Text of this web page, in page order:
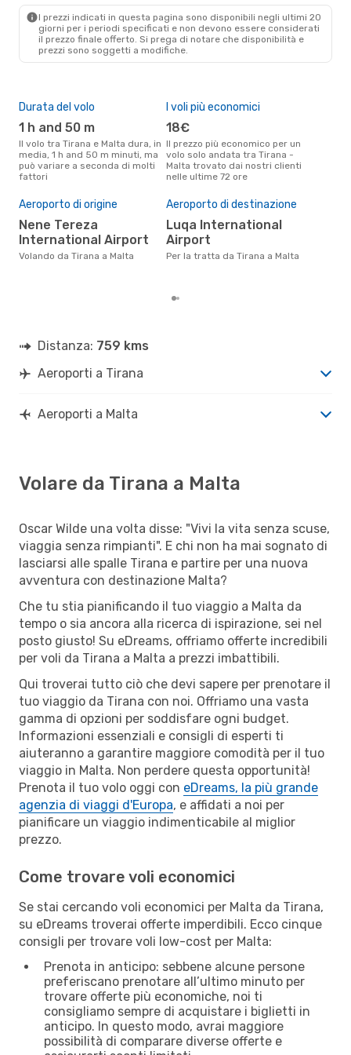
I prezzi indicati in questa pagina sono disponibili negli ultimi 20
giorni per i periodi specificati e non devono essere considerati
il ​​prezzo finale offerto. Si prega di notare che disponibilità e
prezzi sono soggetti a modifiche.
Durata del volo
1 h and 50 m
Il volo tra Tirana e Malta dura, in
media, 1 h and 50 m minuti, ma
può variare a seconda di molti
fattori
I voli più economici
18€
Il prezzo più economico per un
volo solo andata tra Tirana -
Malta trovato dai nostri clienti
nelle ultime 72 ore
Aeroporto di origine
Nene Tereza
International Airport
Volando da Tirana a Malta
Aeroporto di destinazione
Luqa International
Airport
Per la tratta da Tirana a Malta
Distanza: 759 kms
Aeroporti a Tirana
Aeroporti a Malta
Volare da Tirana a Malta
Oscar Wilde una volta disse: "Vivi la vita senza scuse,
viaggia senza rimpianti". E chi non ha mai sognato di
lasciarsi alle spalle Tirana e partire per una nuova
avventura con destinazione Malta?
Che tu stia pianificando il tuo viaggio a Malta da
tempo o sia ancora alla ricerca di ispirazione, sei nel
posto giusto! Su eDreams, offriamo offerte incredibili
per voli da Tirana a Malta a prezzi imbattibili.
Qui troverai tutto ciò che devi sapere per prenotare il
tuo viaggio da Tirana con noi. Offriamo una vasta
gamma di opzioni per soddisfare ogni budget.
Informazioni essenziali e consigli di esperti ti
aiuteranno a garantire maggiore comodità per il tuo
viaggio in Malta. Non perdere questa opportunità!
Prenota il tuo volo oggi con eDreams, la più grande
agenzia di viaggi d'Europa, e affidati a noi per
pianificare un viaggio indimenticabile al miglior
prezzo.
Come trovare voli economici
Se stai cercando voli economici per Malta da Tirana,
su eDreams troverai offerte imperdibili. Ecco cinque
consigli per trovare voli low-cost per Malta:
Prenota in anticipo: sebbene alcune persone
preferiscano prenotare all’ultimo minuto per
trovare offerte più economiche, noi ti
consigliamo sempre di acquistare i biglietti in
anticipo. In questo modo, avrai maggiore
possibilità di comparare diverse offerte e